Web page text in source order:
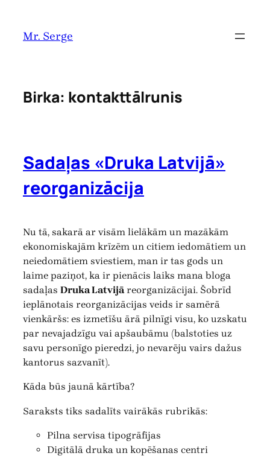
saturu
Mr. Serge
Birka: kontakttālrunis
Sadaļas «Druka Latvijā»
reorganizācija
Nu tā, sakarā ar visām lielākām un mazākām
ekonomiskajām krīzēm un citiem iedomātiem un
neiedomātiem sviestiem, man ir tas gods un
laime paziņot, ka ir pienācis laiks mana bloga
sadaļas Druka Latvijāreorganizācijai. Šobrīd
ieplānotais reorganizācijas veids ir samērā
vienkāršs: es izmetīšu ārā pilnīgi visu, ko uzskatu
par nevajadzīgu vai apšaubāmu (balstoties uz
savu personīgo pieredzi, jo nevarēju vairs dažus
kantorus sazvanīt).
Kāda būs jaunā kārtība?
Saraksts tiks sadalīts vairākās rubrikās:
Pilna servisa tipogrāfijas
Digitālā druka un kopēšanas centri